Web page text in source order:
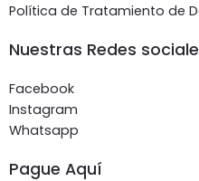
Política de Tratamiento de
Nuestras Redes
Facebook
Instagram
Whatsapp
Pague Aquí